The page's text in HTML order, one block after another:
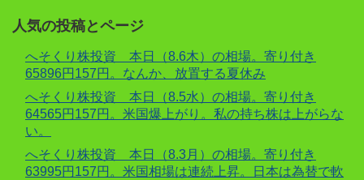
人気の投稿とページ
へそくり株投資 本日（8.6木）の相場。寄り付き
65896円157円。なんか、放置する夏休み
へそくり株投資 本日（8.5水）の相場。寄り付き
64565円157円。米国爆上がり。私の持ち株は上がらな
い。
へそくり株投資 本日（8.3月）の相場。寄り付き
63995円157円。米国相場は連続上昇。日本は為替で軟